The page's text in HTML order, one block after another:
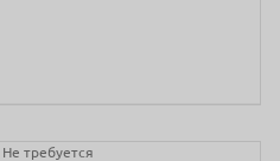
Не требуется